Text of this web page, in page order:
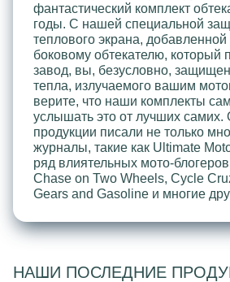
фантастический комплект
годы. С нашей специальной
теплового экрана,
боковому обтекателю, который
завод, вы, безусловно,
тепла, излучаемого вашим
верите, что наши комплекты
услышать это от лучших
продукции писали не только
журналы, такие как Ultimate
ряд влиятельных мото-
Chase on Two Wheels, Cycle
Gears and Gasoline и многие
НАШИ ПОСЛЕДНИЕ